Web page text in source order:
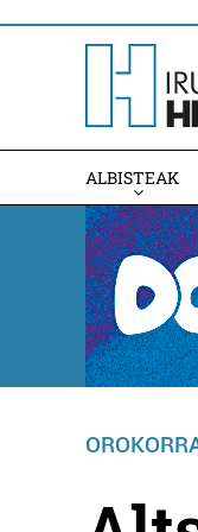
ALBISTEAK